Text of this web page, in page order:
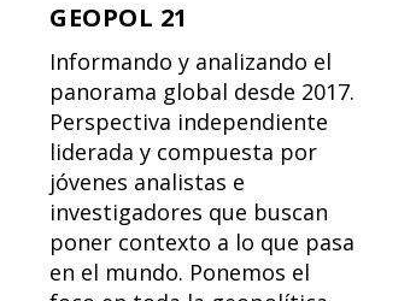
GEOPOL 21
Informando y analizando el
panorama global desde 2017.
Perspectiva independiente
liderada y compuesta por
jóvenes analistas e
investigadores que buscan
poner contexto a lo que pasa
en el mundo. Ponemos el